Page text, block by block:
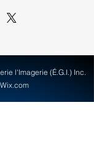
l'Imagerie (É.G.I.) Inc.